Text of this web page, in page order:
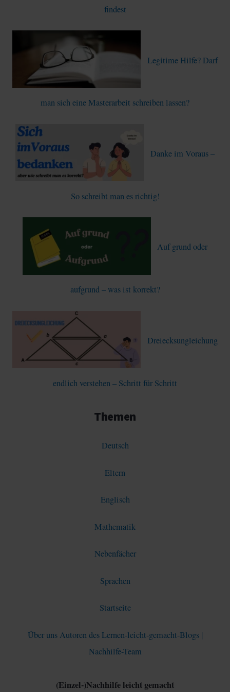
findest
Legitime Hilfe? Darf
man sich eine Masterarbeit schreiben lassen?
Danke im Voraus –
So schreibt man es richtig!
Auf grund oder
aufgrund – was ist korrekt?
Dreiecksungleichung
endlich verstehen – Schritt für Schritt
Themen
Deutsch
Eltern
Englisch
Mathematik
Nebenfächer
Sprachen
Startseite
Über uns Autoren des Lernen-leicht-gemacht-Blogs |
Nachhilfe-Team
(Einzel-)Nachhilfe leicht gemacht